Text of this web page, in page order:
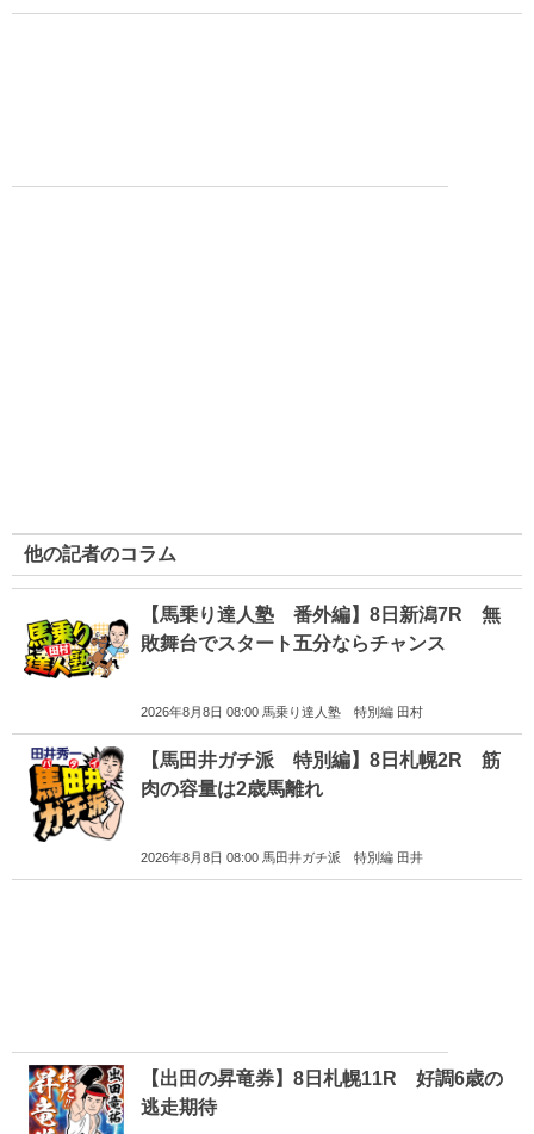
他の記者のコラム
【馬乗り達人塾 番外編】8日新潟7R 無
敗舞台でスタート五分ならチャンス
2026年8月8日 08:00 馬乗り達人塾 特別編 田村
【馬田井ガチ派 特別編】8日札幌2R 筋
肉の容量は2歳馬離れ
2026年8月8日 08:00 馬田井ガチ派 特別編 田井
【出田の昇竜券】8日札幌11R 好調6歳の
逃走期待